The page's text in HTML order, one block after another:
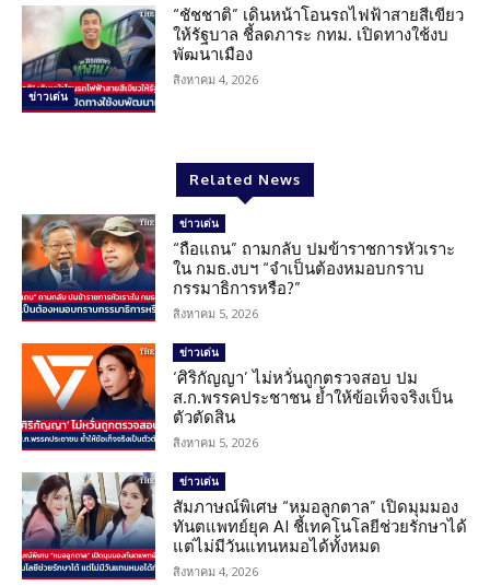
ข่าวเด่น
“ชัชชาติ” เดินหน้าโอนรถไฟฟ้าสายสีเขียว
ให้รัฐบาล ชี้ลดภาระ กทม. เปิดทางใช้งบ
พัฒนาเมือง
สิงหาคม 4, 2026
Related News
ข่าวเด่น
“ถือแถน” ถามกลับ ปมข้าราชการหัวเราะ
ใน กมธ.งบฯ “จำเป็นต้องหมอบกราบ
กรรมาธิการหรือ?”
สิงหาคม 5, 2026
ข่าวเด่น
‘ศิริกัญญา’ ไม่หวั่นถูกตรวจสอบ ปม
ส.ก.พรรคประชาชน ย้ำให้ข้อเท็จจริงเป็น
ตัวตัดสิน
สิงหาคม 5, 2026
ข่าวเด่น
สัมภาษณ์พิเศษ “หมอลูกตาล” เปิดมุมมอง
ทันตแพทย์ยุค AI ชี้เทคโนโลยีช่วยรักษาได้
แต่ไม่มีวันแทนหมอได้ทั้งหมด
สิงหาคม 4, 2026